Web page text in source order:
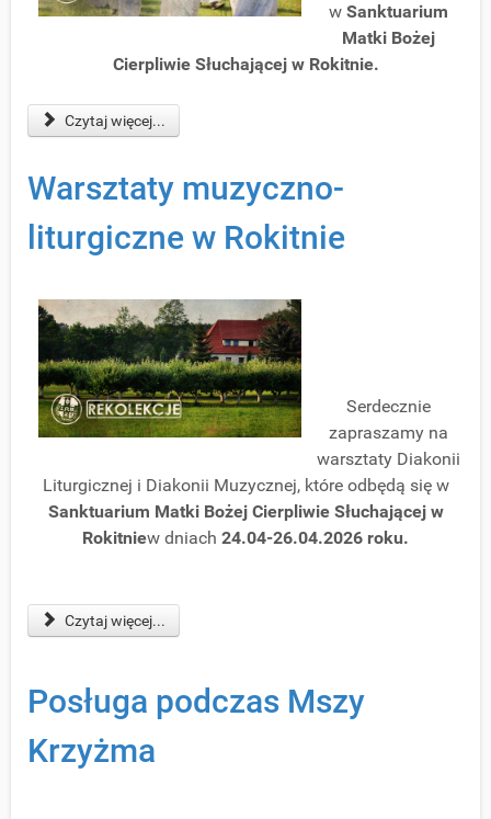
w Sanktuarium
Matki Bożej
Cierpliwie Słuchającej w Rokitnie.
Czytaj więcej...
Warsztaty muzyczno-
liturgiczne w Rokitnie
Serdecznie
zapraszamy na
warsztaty Diakonii
Liturgicznej i Diakonii Muzycznej, które odbędą się w
Sanktuarium Matki Bożej Cierpliwie Słuchającej w
Rokitniew dniach 24.04-26.04.2026 roku.
Czytaj więcej...
Posługa podczas Mszy
Krzyżma